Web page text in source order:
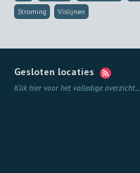
Stroming
Vislijnen
Gesloten locaties
Klik hier voor het volledige overzicht...